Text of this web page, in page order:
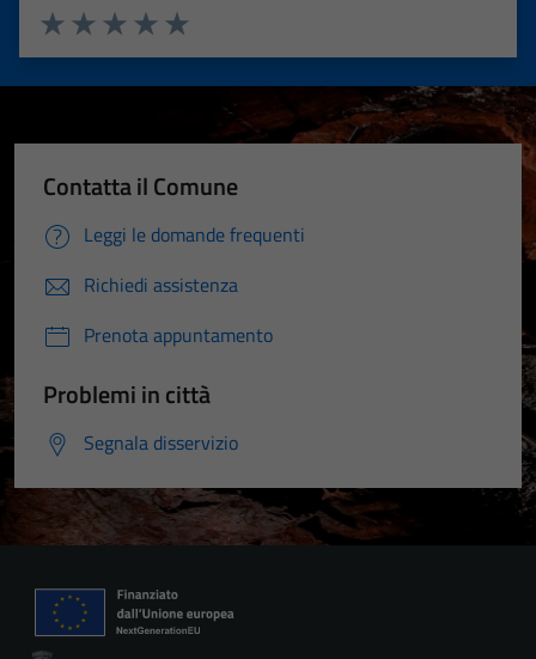
Valuta 5 stelle su 5
Valuta 4 stelle su 5
Valuta 3 stelle su 5
Valuta 2 stelle su 5
Valuta 1 stelle su 5
Contatta il Comune
Leggi le domande frequenti
Richiedi assistenza
Prenota appuntamento
Problemi in città
Segnala disservizio